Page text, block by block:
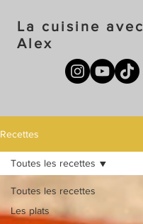
La cuisine avec
Alex
Recettes
Toutes les recettes
Les plats
Toutes les recettes